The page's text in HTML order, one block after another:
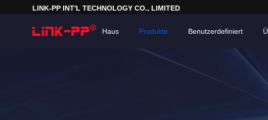
LINK-PP INT'L TECHNOLOGY CO., LIMITED
Haus Produkte Benutzerdefiniert